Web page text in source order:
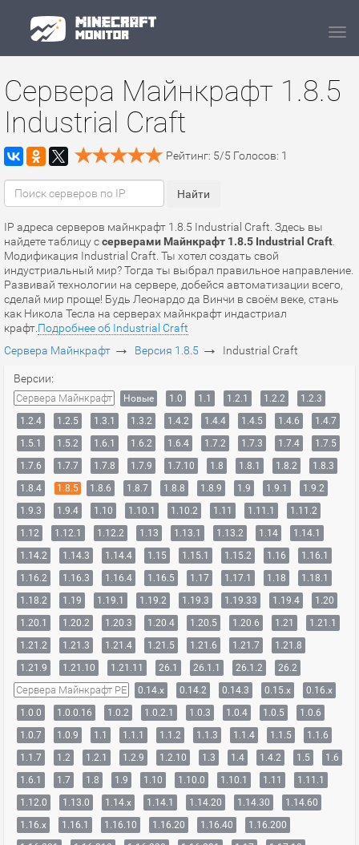
Сервера Майнкрафт 1.8.5
Industrial Craft
Рейтинг: 5/5 Голосов: 1
IP адреса серверов майнкрафт 1.8.5 Industrial Craft. Здесь вы
найдете таблицу ссерверами Майнкрафт 1.8.5 Industrial Craft
Модификация Industrial Craft. Ты хотел создать свой
индустриальный мир? Тогда ты выбрал правильное направление.
Развивай технологии на сервере, добейся автоматизации всего,
сделай мир проще! Будь Леонардо да Винчи в своём веке, стань
как Никола Тесла на серверах майнкрафт индастриал
крафт. Подробнее об Industrial Craft
Сервера Майнкрафт → Версия 1.8.5 → Industrial Craft
Версии:
Сервера Майнкрафт Новые 1.0 1.1 1.2.1 1.2.2
1.2.3
1.2.4
1.2.5 1.3.1 1.3.2 1.4.2 1.4.4 1.4.5 1.4.6
1.4.7
1.5.1
1.5.2 1.6.1 1.6.2 1.6.4 1.7.2 1.7.3 1.7.4
1.7.5
1.7.6
1.7.7 1.7.8 1.7.9 1.7.10 1.8 1.8.1 1.8.2
1.8.3
1.8.4
1.8.5 1.8.6 1.8.7 1.8.8 1.8.9 1.9 1.9.1
1.9.2
1.9.3
1.9.4 1.10 1.10.1 1.10.2 1.11 1.11.1
1.11.2
1.12
1.12.1 1.12.2 1.13 1.13.1 1.13.2 1.14
1.14.1
1.14.2
1.14.3 1.14.4 1.15 1.15.1 1.15.2 1.16
1.16.1
1.16.2
1.16.3 1.16.4 1.16.5 1.17 1.17.1 1.18
1.18.1
1.18.2
1.19 1.19.1 1.19.2 1.19.3 1.19.33 1.19.4
1.20
1.20.1
1.20.2 1.20.3 1.20.4 1.20.5 1.20.6 1.21
1.21.1
1.21.2
1.21.3 1.21.4 1.21.5 1.21.6 1.21.7
1.21.8
1.21.9
1.21.10 1.21.11 26.1 26.1.1 26.1.2 26.2
Сервера Майнкрафт PE 0.14.x 0.14.2 0.14.3 0.15.x
0.16.x
1.0.0
1.0.0.16 1.0.2 1.0.2.1 1.0.3 1.0.4 1.0.5
1.0.6
1.0.7
1.0.9 1.1 1.1.1 1.1.2 1.1.3 1.1.4 1.1.5
1.1.6
1.1.7
1.2 1.2.1 1.2.9 1.2.10 1.3 1.4 1.4.2 1.5
1.6
1.6.1
1.7 1.8 1.9 1.10 1.10.0 1.10.1 1.11
1.11.1
1.12.0
1.13.0 1.14.x 1.14.1 1.14.20 1.14.30
1.14.60
1.16.x
1.16.1 1.16.10 1.16.20 1.16.40
1.16.200